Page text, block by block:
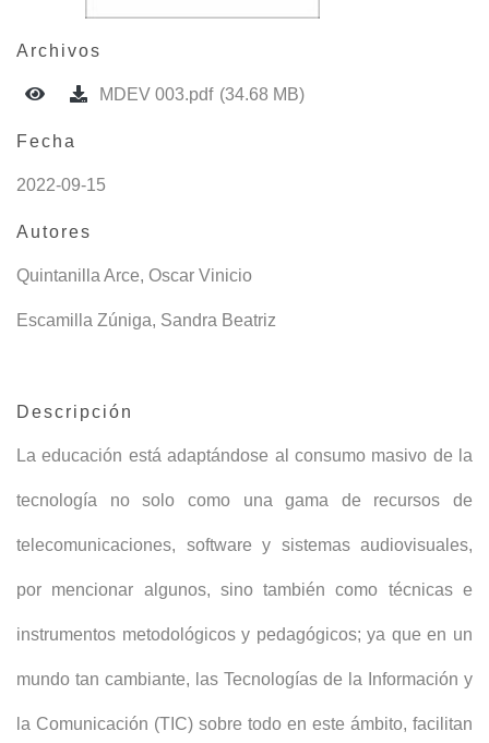
Archivos
MDEV 003.pdf (34.68 MB)
Fecha
2022-09-15
Autores
Quintanilla Arce, Oscar Vinicio
Escamilla Zúniga, Sandra Beatriz
Descripción
La educación está adaptándose al consumo masivo de la
tecnología no solo como una gama de recursos de
telecomunicaciones, software y sistemas audiovisuales,
por mencionar algunos, sino también como técnicas e
instrumentos metodológicos y pedagógicos; ya que en un
mundo tan cambiante, las Tecnologías de la Información y
la Comunicación (TIC) sobre todo en este ámbito, facilitan